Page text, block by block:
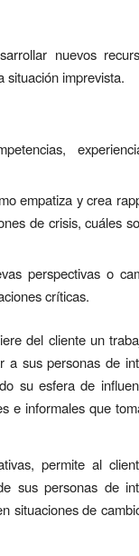
nuevos
situación imprevista.
empatiza y crea
de crisis, cuáles
perspectivas o
críticas.
del cliente un
a sus personas de
su esfera de
e informales que
permite al
sus personas de
situaciones de